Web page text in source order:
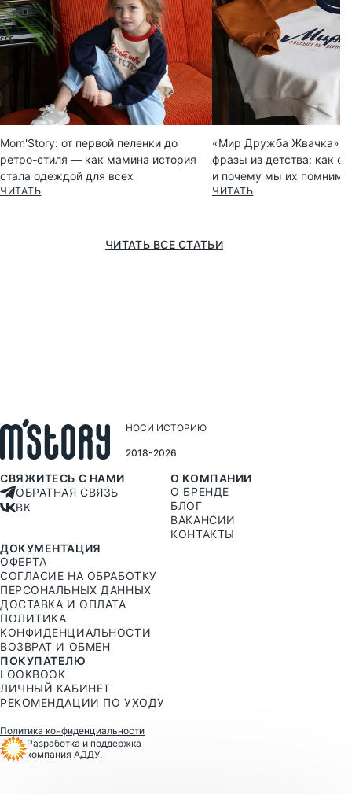
Mom'Story: от первой пеленки до
ретро-стиля — как мамина история
стала одеждой для всех
ЧИТАТЬ
«Мир Дружба Жвачка» и
фразы из детства: как
и почему мы их помним
ЧИТАТЬ
ЧИТАТЬ ВСЕ СТАТЬИ
НОСИ ИСТОРИЮ
2018-2026
О КОМПАНИИ
О БРЕНДЕ
БЛОГ
ВАКАНСИИ
КОНТАКТЫ
ДОКУМЕНТАЦИЯ
ОФЕРТА
СОГЛАСИЕ НА ОБРАБОТКУ
ПЕРСОНАЛЬНЫХ ДАННЫХ
ДОСТАВКА И ОПЛАТА
ПОЛИТИКА
КОНФИДЕНЦИАЛЬНОСТИ
ВОЗВРАТ И ОБМЕН
ПОКУПАТЕЛЮ
LOOKBOOK
ЛИЧНЫЙ КАБИНЕТ
РЕКОМЕНДАЦИИ ПО УХОДУ
СВЯЖИТЕСЬ С НАМИ
ОБРАТНАЯ СВЯЗЬ
ВК
Политика конфиденциальности
Разработка и поддержка
компания АДДУ.